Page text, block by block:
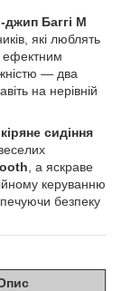
Баггі M
які люблять
ефектним
— два
на нерівній
сидіння
, а яскраве
керуванню
безпеку